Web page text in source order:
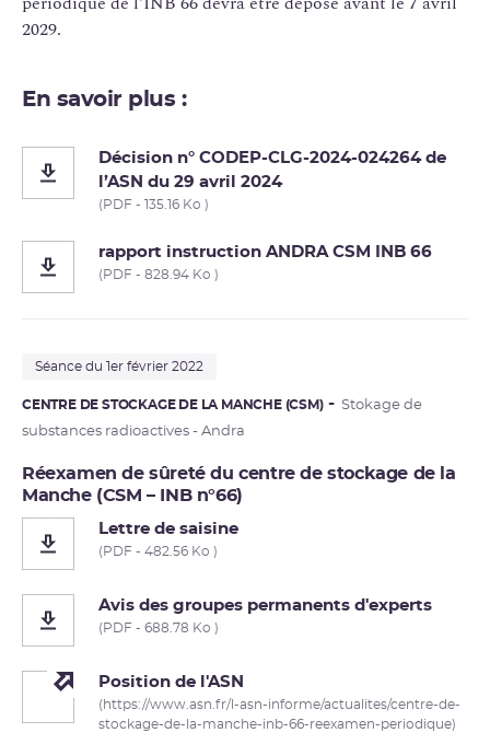
2029.
En savoir plus :
Décision n° CODEP-CLG-2024-024264 de
l’ASN du 29 avril 2024
(PDF - 135.16 Ko )
rapport instruction ANDRA CSM INB 66
(PDF - 828.94 Ko )
Séance du 1er février 2022
CENTRE DE STOCKAGE DE LA MANCHE (CSM)
Stokage de
substances radioactives - Andra
Réexamen de sûreté du centre de stockage de la
Manche (CSM – INB n°66)
Lettre de saisine
(PDF - 482.56 Ko )
Avis des groupes permanents d'experts
(PDF - 688.78 Ko )
Position de l'ASN
(https://www.asn.fr/l-asn-informe/actualites/centre-de-
stockage-de-la-manche-inb-66-reexamen-periodique)